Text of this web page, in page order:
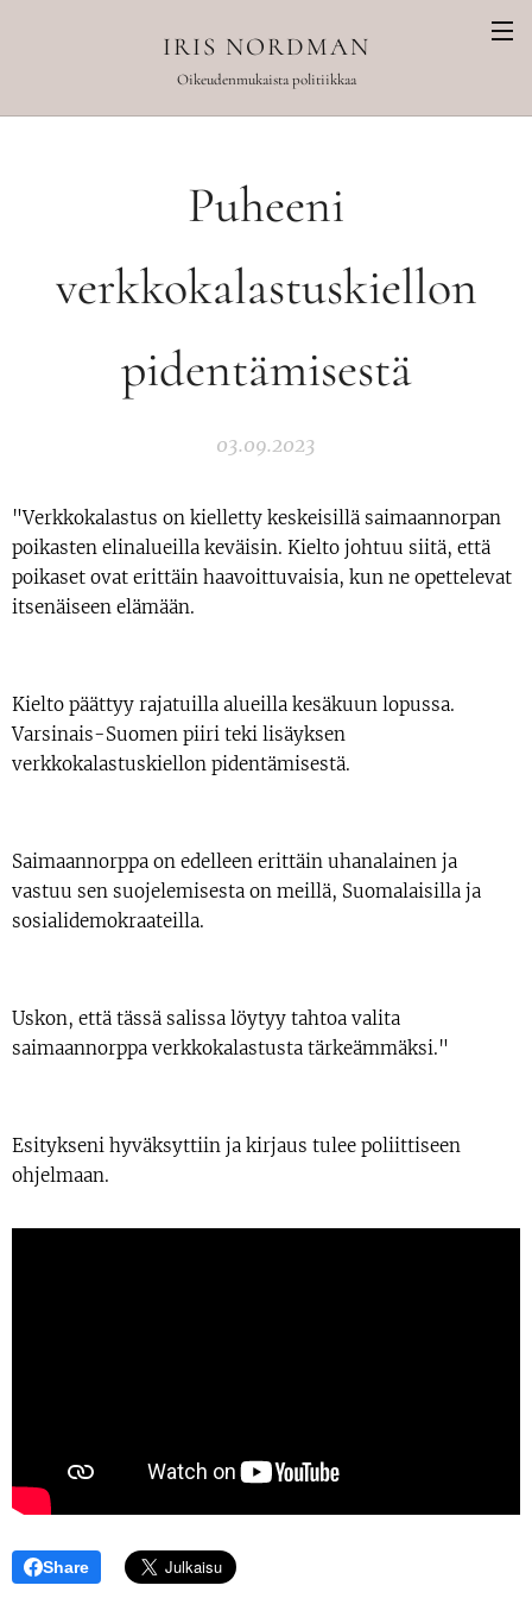
IRIS NORDMAN
Oikeudenmukaista politiikkaa
Puheeni
verkkokalastuskiellon
pidentämisestä
03.09.2023
"Verkkokalastus on kielletty keskeisillä saimaannorpan
poikasten elinalueilla keväisin. Kielto johtuu siitä, että
poikaset ovat erittäin haavoittuvaisia, kun ne opettelevat
itsenäiseen elämään.
Kielto päättyy rajatuilla alueilla kesäkuun lopussa.
Varsinais-Suomen piiri teki lisäyksen
verkkokalastuskiellon pidentämisestä.
Saimaannorppa on edelleen erittäin uhanalainen ja
vastuu sen suojelemisesta on meillä, Suomalaisilla ja
sosialidemokraateilla.
Uskon, että tässä salissa löytyy tahtoa valita
saimaannorppa verkkokalastusta tärkeämmäksi."
Esitykseni hyväksyttiin ja kirjaus tulee poliittiseen
ohjelmaan.
Share